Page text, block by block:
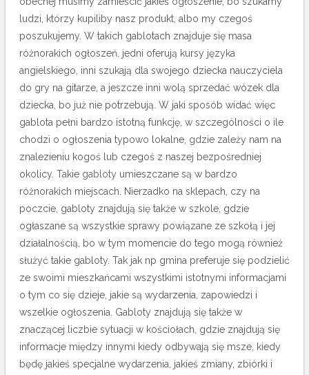
ludzi, którzy kupiliby nasz produkt, albo my czegoś
poszukujemy. W takich gablotach znajduje się masa
różnorakich ogłoszeń, jedni oferują kursy języka
angielskiego, inni szukają dla swojego dziecka nauczyciela
do gry na gitarze, a jeszcze inni wolą sprzedać wózek dla
dziecka, bo już nie potrzebują. W jaki sposób widać więc
gablota pełni bardzo istotną funkcję, w szczególności o ile
chodzi o ogłoszenia typowo lokalne, gdzie zależy nam na
znalezieniu kogoś lub czegoś z naszej bezpośredniej
okolicy. Takie gabloty umieszczane są w bardzo
różnorakich miejscach. Nierzadko na sklepach, czy na
poczcie, gabloty znajdują się także w szkole, gdzie
ogłaszane są wszystkie sprawy powiązane ze szkołą i jej
działalnością, bo w tym momencie do tego mogą również
służyć takie gabloty. Tak jak np gmina preferuje się podzielić
ze swoimi mieszkańcami wszystkimi istotnymi informacjami
o tym co się dzieje, jakie są wydarzenia, zapowiedzi i
wszelkie ogłoszenia. Gabloty znajdują się także w
znaczącej liczbie sytuacji w kościołach, gdzie znajdują się
informacje między innymi kiedy odbywają się msze, kiedy
będę jakieś specjalne wydarzenia, jakieś zmiany, zbiórki i